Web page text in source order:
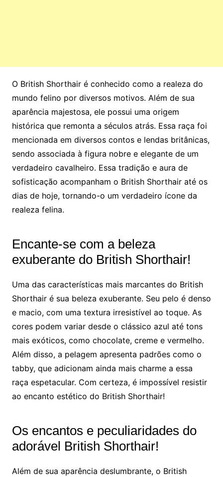
O British Shorthair é conhecido como a realeza do
mundo felino por diversos motivos. Além de sua
aparência majestosa, ele possui uma origem
histórica que remonta a séculos atrás. Essa raça foi
mencionada em diversos contos e lendas britânicas,
sendo associada à figura nobre e elegante de um
verdadeiro cavalheiro. Essa tradição e aura de
sofisticação acompanham o British Shorthair até os
dias de hoje, tornando-o um verdadeiro ícone da
realeza felina.
Encante-se com a beleza
exuberante do British Shorthair!
Uma das características mais marcantes do British
Shorthair é sua beleza exuberante. Seu pelo é denso
e macio, com uma textura irresistível ao toque. As
cores podem variar desde o clássico azul até tons
mais exóticos, como chocolate, creme e vermelho.
Além disso, a pelagem apresenta padrões como o
tabby, que adicionam ainda mais charme a essa
raça espetacular. Com certeza, é impossível resistir
ao encanto estético do British Shorthair!
Os encantos e peculiaridades do
adorável British Shorthair!
Além de sua aparência deslumbrante, o British